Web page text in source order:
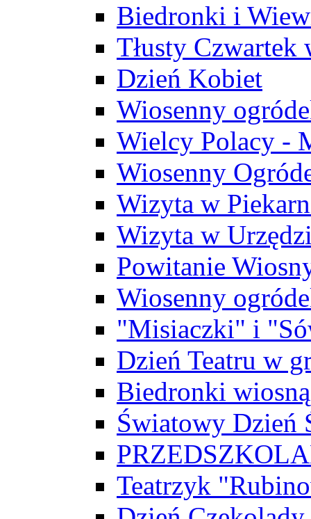
Biedronki i
Tłusty Czwartek
Dzień Kobiet
Wiosenny
Wielcy Polacy -
Wiosenny
Wizyta w
Wizyta w
Powitanie
Wiosenny
"Misiaczki" i
Dzień Teatru w
Biedronki wiosną
Światowy Dzień
Teatrzyk